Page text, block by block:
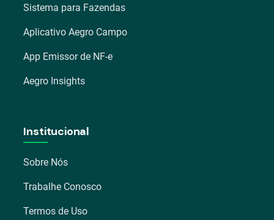
Sistema para Fazendas
Aplicativo Aegro Campo
App Emissor de NF-e
Aegro Insights
Institucional
Sobre Nós
Trabalhe Conosco
Termos de Uso